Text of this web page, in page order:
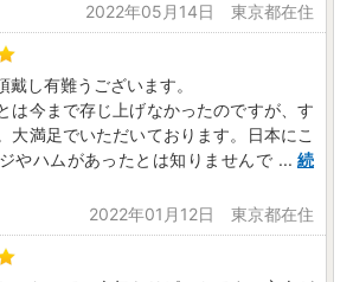
2022年05月14日 東京都在住
戴し有難うございます。
は今まで存じ上げなかったのですが、す
大満足でいただいております。日本にこ
やハムがあったとは知りませんで ... 続
2022年01月12日 東京都在住